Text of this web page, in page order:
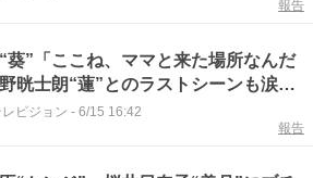
報告
葵”「ここね、ママと来た場所なんだ
晄士朗“蓮”とのラストシーンも涙腺
命3ヶ月のサレ夫 最終回＞
ビジョン - 6/15 16:42
報告